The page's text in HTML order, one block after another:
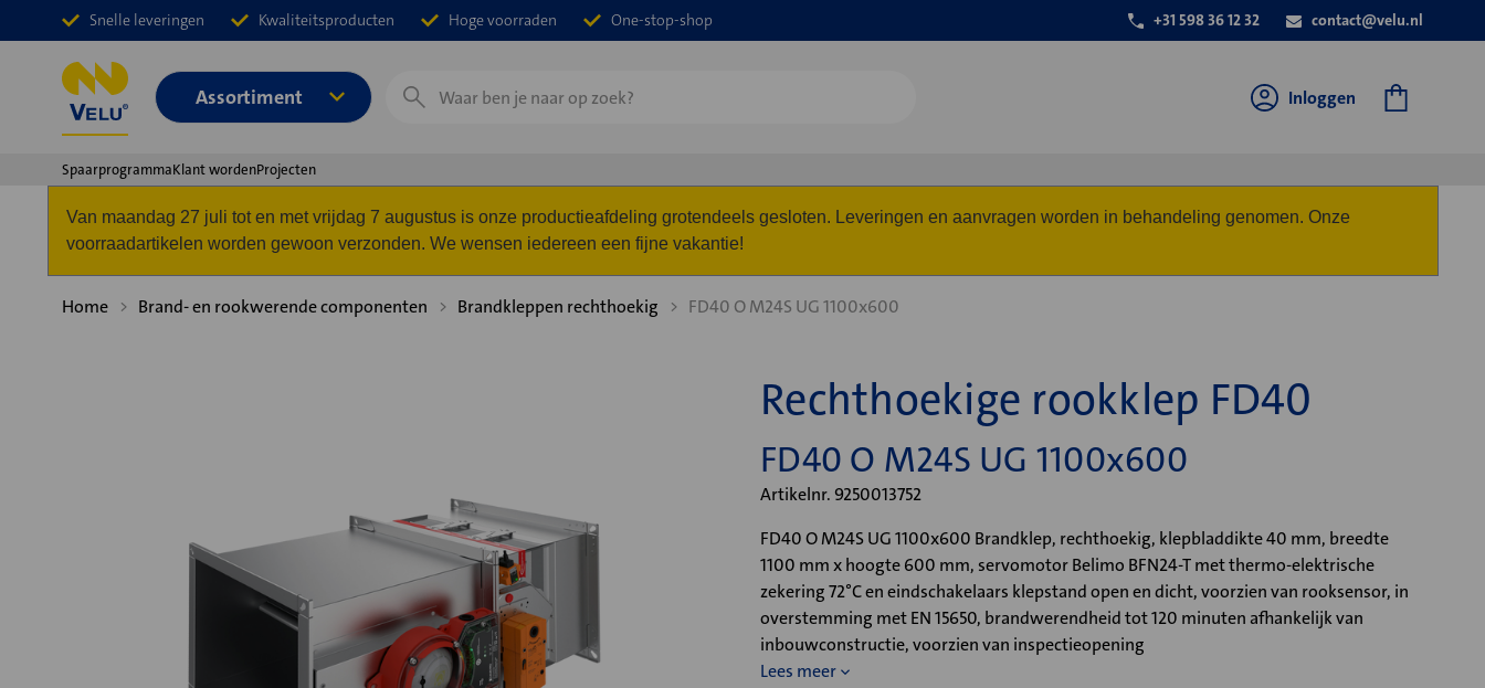
Snelle leveringen Kwaliteitsproducten Hoge voorraden One-stop-shop +31 598 36 12 32 contact@velu.nl
Assortiment
Zoeken
Inloggen
SpaarprogrammaKlant wordenProjecten
Van maandag 27 juli tot en met vrijdag 7 augustus is onze productieafdeling grotendeels gesloten. Leveringen en aanvragen worden in behandeling genomen. Onze
voorraadartikelen worden gewoon verzonden. We wensen iedereen een fijne vakantie!
Home Brand- en rookwerende componenten Brandkleppen rechthoekig FD40 O M24S UG 1100x600
Rechthoekige rookklep FD40
FD40 O M24S UG 1100x600
Artikelnr. 9250013752
FD40 O M24S UG 1100x600 Brandklep, rechthoekig, klepbladdikte 40 mm, breedte
1100 mm x hoogte 600 mm, servomotor Belimo BFN24-T met thermo-elektrische
zekering 72°C en eindschakelaars klepstand open en dicht, voorzien van rooksensor, in
overstemming met EN 15650, brandwerendheid tot 120 minuten afhankelijk van
inbouwconstructie, voorzien van inspectieopening
Lees meer